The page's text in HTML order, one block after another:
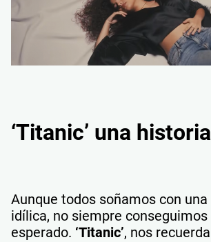
‘Titanic’ una
Aunque todos soñamos con
idílica, no siempre conseguimos
esperado. ‘Titanic’, nos